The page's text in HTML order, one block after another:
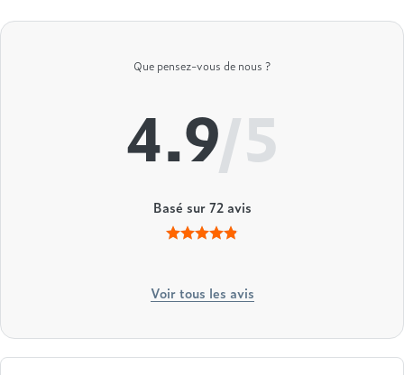
Que pensez-vous de nous ?
4.9/5
Basé sur72avis
Voir tous les avis